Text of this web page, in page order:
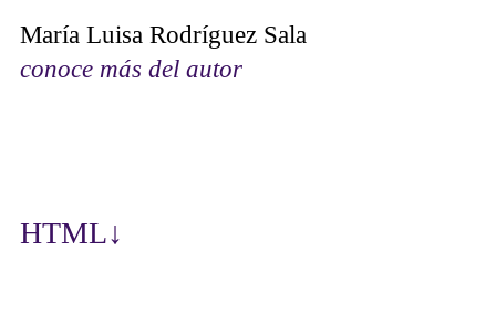
Ma­ría Lui­sa Ro­drí­guez Sa­la
conoce más del autor
HTML↓